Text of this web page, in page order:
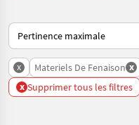
Voici comment les
x Materiels De Fenaison x
x Supprimer tous les filtres